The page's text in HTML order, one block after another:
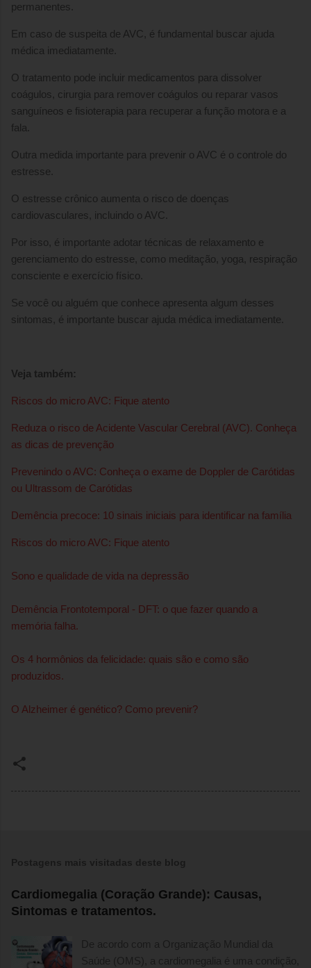
permanentes.
Em caso de suspeita de AVC, é fundamental buscar ajuda
médica imediatamente.
O tratamento pode incluir medicamentos para dissolver
coágulos, cirurgia para remover coágulos ou reparar vasos
sanguíneos e fisioterapia para recuperar a função motora e a
fala.
Outra medida importante para prevenir o AVC é o controle do
estresse.
O estresse crônico aumenta o risco de doenças
cardiovasculares, incluindo o AVC.
Por isso, é importante adotar técnicas de relaxamento e
gerenciamento do estresse, como meditação, yoga, respiração
consciente e exercício físico.
Se você ou alguém que conhece apresenta algum desses
sintomas, é importante buscar ajuda médica imediatamente.
Veja também:
Riscos do micro AVC: Fique atento
Reduza o risco de Acidente Vascular Cerebral (AVC). Conheça
as dicas de prevenção
Prevenindo o AVC: Conheça o exame de Doppler de Carótidas
ou Ultrassom de Carótidas
Demência precoce: 10 sinais iniciais para identificar na família
Riscos do micro AVC: Fique atento
Sono e qualidade de vida na depressão
Demência Frontotemporal - DFT: o que fazer quando a
memória falha.
Os 4 hormônios da felicidade: quais são e como são
produzidos.
O Alzheimer é genético? Como prevenir?
Postagens mais visitadas deste blog
Cardiomegalia (Coração Grande): Causas,
Sintomas e tratamentos.
De acordo com a Organização Mundial da
Saúde (OMS), a cardiomegalia é uma condição,